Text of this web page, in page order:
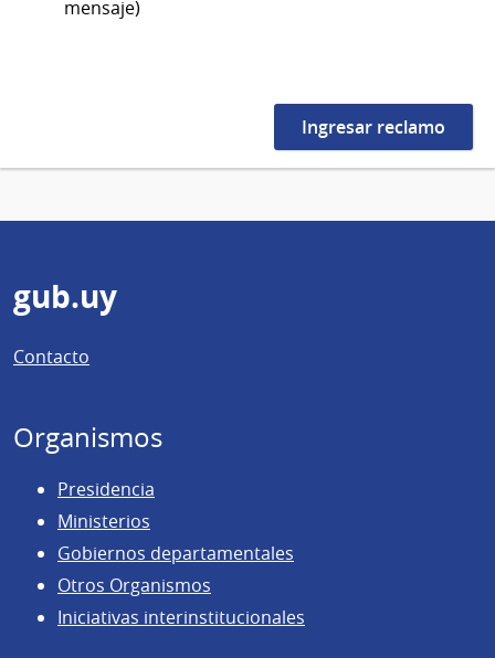
mensaje)
Pie
de
página
gub.uy
Contacto
Organismos
Presidencia
Ministerios
Gobiernos departamentales
Otros Organismos
Iniciativas interinstitucionales